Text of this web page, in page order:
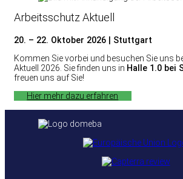
Arbeitsschutz Aktuell
20. – 22. Oktober 2026 | Stuttgart
Kommen Sie vorbei und besuchen Sie uns
Aktuell 2026. Sie finden uns in Halle 1.0 bei
freuen uns auf Sie!
Hier mehr dazu erfahren